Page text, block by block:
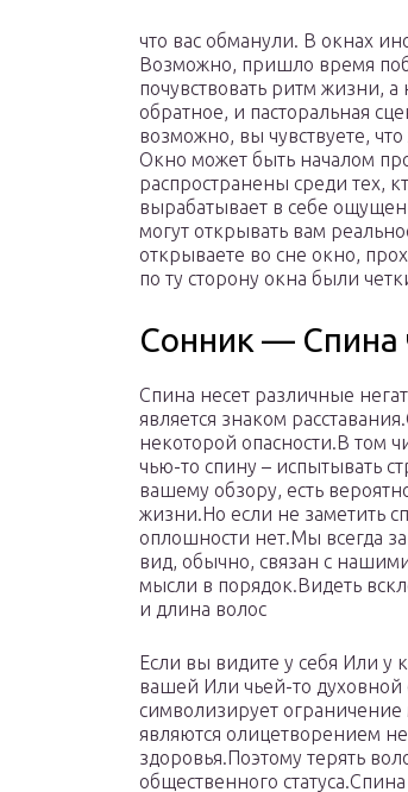
что вас обманули. В окнах
Возможно, пришло время
почувствовать ритм жизни,
обратное, и пасторальная
возможно, вы чувствуете,
Окно может быть началом
распространены среди тех,
вырабатывает в себе
могут открывать вам
открываете во сне окно,
по ту сторону окна были
Сонник — Спина
Спина несет различные
является знаком
некоторой опасности.В том
чью-то спину – испытывать
вашему обзору, есть
жизни.Но если не заметить
оплошности нет.Мы всегда
вид, обычно, связан с
мысли в порядок.Видеть
и длина волос
Если вы видите у себя Или
вашей Или чьей-то духовной
символизирует
являются олицетворением
здоровья.Поэтому терять
общественного